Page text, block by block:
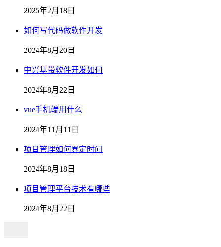
2025年2月18日
如何写代码做软件开发
2024年8月20日
中兴基带软件开发如何
2024年8月22日
vue手机端用什么
2024年11月11日
项目管理如何界定时间
2024年8月18日
项目管理平台技术有哪些
2024年8月22日